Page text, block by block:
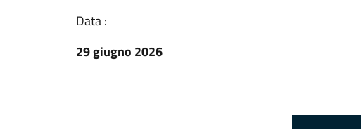
Data :
29 giugno 2026